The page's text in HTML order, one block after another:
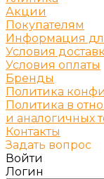
Акции
Покупателям
Информация
Условия
Условия оплаты
Бренды
Политика
Политика в
и аналогичных
Контакты
Задать вопрос
Войти
Логин